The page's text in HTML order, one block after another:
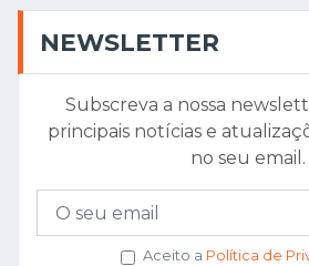
NEWSLETTER
Subscreva a nossa
principais notícias e
no seu email.
Aceito a Política de